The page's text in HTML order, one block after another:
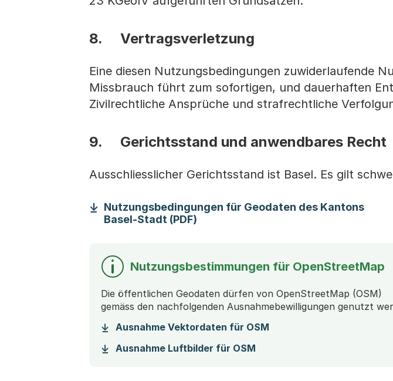
8. Vertragsverletzung
Eine diesen Nutzungsbedingungen zuwiderlaufende
Missbrauch führt zum sofortigen, und dauerhaften
Zivilrechtliche Ansprüche und strafrechtliche
9. Gerichtsstand und anwendbares Recht
Ausschliesslicher Gerichtsstand ist Basel. Es gilt
Nutzungsbedingungen für Geodaten des Kantons
Basel-Stadt (PDF)
Nutzungsbestimmungen für OpenStreetMap
Die öffentlichen Geodaten dürfen von OpenStreetMap (OSM)
gemäss den nachfolgenden Ausnahmebewilligungen genutzt
Ausnahme Vektordaten für OSM
Ausnahme Luftbilder für OSM